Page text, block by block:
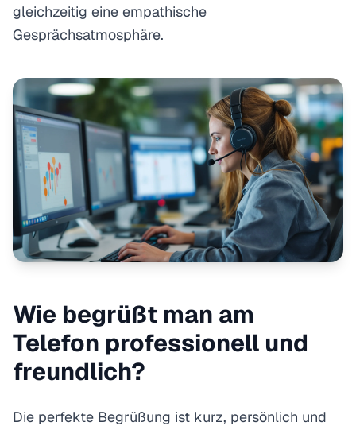
gleichzeitig eine empathische
Gesprächsatmosphäre.
Wie begrüßt man am
Telefon professionell und
freundlich?
Die perfekte Begrüßung ist kurz, persönlich und